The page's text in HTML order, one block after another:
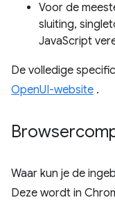
Voor de
sluiting,
JavaScript
De volledige
OpenUI-website .
Waar kun je de
Deze wordt in